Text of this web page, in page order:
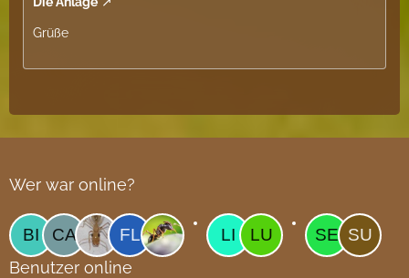
Grüße
Wer war online?
Benutzer online